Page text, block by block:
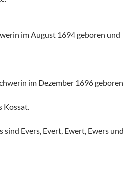
im August 1694 geboren und
im Dezember 1696 geboren
Kossat.
Evers, Evert, Ewert, Ewers und